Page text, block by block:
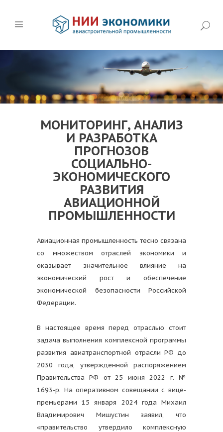
МОНИТОРИНГ, АНАЛИЗ
И РАЗРАБОТКА
ПРОГНОЗОВ
СОЦИАЛЬНО-
ЭКОНОМИЧЕСКОГО
РАЗВИТИЯ
АВИАЦИОННОЙ
ПРОМЫШЛЕННОСТИ
Авиационная промышленность тесно связана
со множеством отраслей экономики и
оказывает значительное влияние на
экономический рост и обеспечение
экономической безопасности Российской
Федерации.
В настоящее время перед отраслью стоит
задача выполнения комплексной программы
развития авиатранспортной отрасли РФ до
2030 года, утвержденной распоряжением
Правительства РФ от 25 июня 2022 г. №
1693-р. На оперативном совещании с вице-
премьерами 15 января 2024 года Михаил
Владимирович Мишустин заявил, что
«правительство утвердило комплексную